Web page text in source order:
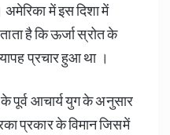
में इस दिशा में
है कि ऊर्जा स्रोत के
प्रचार हुआ था ।
के पूर्व आचार्य युग के अनुसार
प्रकार के विमान जिसमें